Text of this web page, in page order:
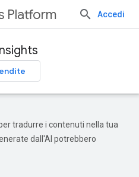
Platform Accedi
tradurre i contenuti nella tua
dall'AI potrebbero